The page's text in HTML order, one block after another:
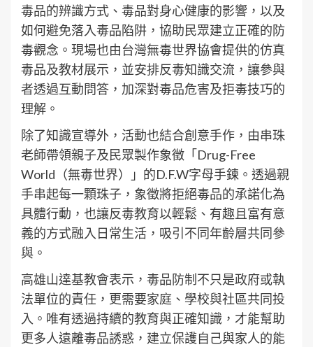
毒品的辨識方式、毒品對身心健康的影響，以及
如何避免落入毒品陷阱，協助民眾建立正確的防
毒觀念。現場也由台灣無毒世界協會提供的仿真
毒品及教材展示，並安排反毒知識交流，讓參與
者透過互動問答，加深對毒品危害及拒毒技巧的
理解。
除了知識宣導外，活動也結合創意手作，由串珠
老師帶領親子及民眾製作象徵「Drug-Free
World（無毒世界）」的D.F.W字母手鍊。透過親
手串起每一顆珠子，象徵將拒絕毒品的承諾化為
具體行動，也讓反毒教育以輕鬆、有趣且富有意
義的方式融入日常生活，吸引不同年齡層共同參
與。
高雄山達基教會表示，毒品防制不只是政府或執
法單位的責任，更需要家庭、學校與社區共同投
入。唯有透過持續的教育與正確知識，才能幫助
更多人遠離毒品誘惑，建立保護自己與家人的能